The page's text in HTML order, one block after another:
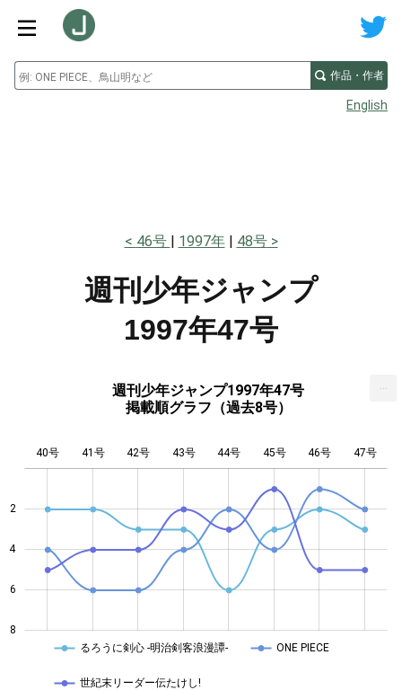
作品・作者
English
46号 1997年 48号
週刊少年ジャンプ
1997年47号
週刊少年ジャンプ1997年47号
掲載順グラフ（過去8号）
4
2
4
6
8
40号 41号 42号 43号 44号 45号 46号 47号
るろうに剣心 -明治剣客浪漫譚- ONE PIECE
世紀末リーダー伝たけし!